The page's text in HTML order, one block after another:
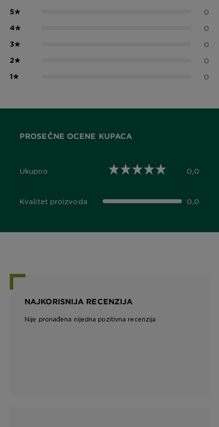
5★ 0
4★ 0
3★ 0
2★ 0
1★ 0
PROSEČNE OCENE KUPACA
Ukupno
0,0 out of 5 stars 0,0
Kvalitet proizvoda
0,0 out of 5 stars 0,0
NAJKORISNIJA RECENZIJA
Nije pronađena nijedna pozitivna recenzija